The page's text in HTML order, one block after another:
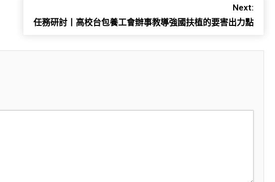
Next:
任務研討丨高校台包養工會辦事教導強國扶植的要害出力點